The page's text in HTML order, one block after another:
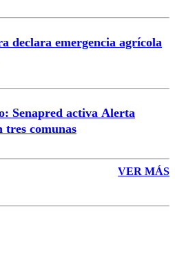
declara emergencia agrícola
Senapred activa Alerta
tres comunas
VER MÁS